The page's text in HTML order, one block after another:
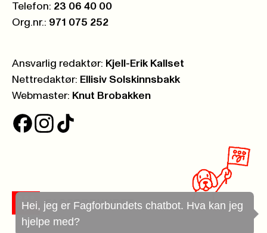
Hei, jeg er Fagforbundets chatbot. Hva kan jeg
hjelpe med?
Telefon: 23 06 40 00
Org.nr.: 971 075 252
Ansvarlig redaktør: Kjell-Erik Kallset
Nettredaktør: Ellisiv Solskinnsbakk
Webmaster: Knut Brobakken